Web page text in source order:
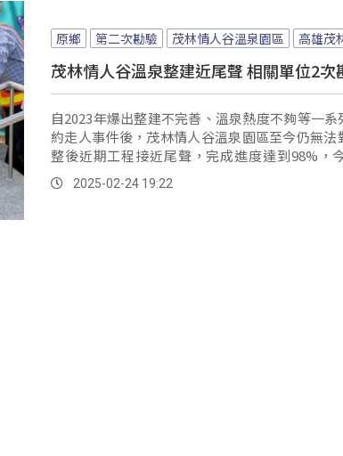
原鄉 第二次勘驗 茂林情人谷溫泉園區 高雄茂
茂林情人谷溫泉整建近尾聲 相關單位2次
自2023年爆出整建不完善、溫泉熱度不夠等一
約走人事件後，茂林情人谷溫泉園區至今仍無
整後近期工程接近尾聲，完成進度達到98%，
驗、收集意見反饋，提供預計在4月分做重新營業
2025-02-24 19:22